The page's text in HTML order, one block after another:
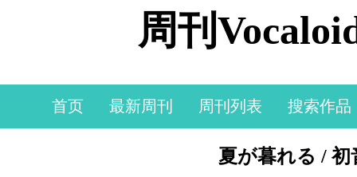
周刊
首页 最新周刊 周刊列表 搜索作品
夏が暮れる / 初